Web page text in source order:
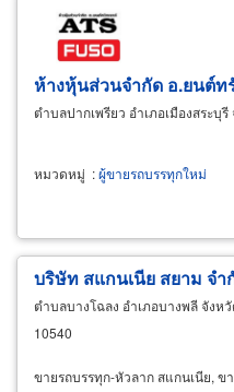
ห้างหุ้นส่วนจำกัด อ.ยนต์ท
ตำบลปากเพรียว อำเภอเมืองสระบุ
หมวดหมู่ :ผู้ขายรถบรรทุกใหม่
บริษัท สแกนเนีย สยาม จำ
ตำบลบางโฉลง อำเภอบางพลี จังห
10540
ขายรถบรรทุก-หัวลาก สแกนเนีย, ข